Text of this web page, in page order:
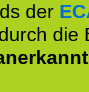
der
die